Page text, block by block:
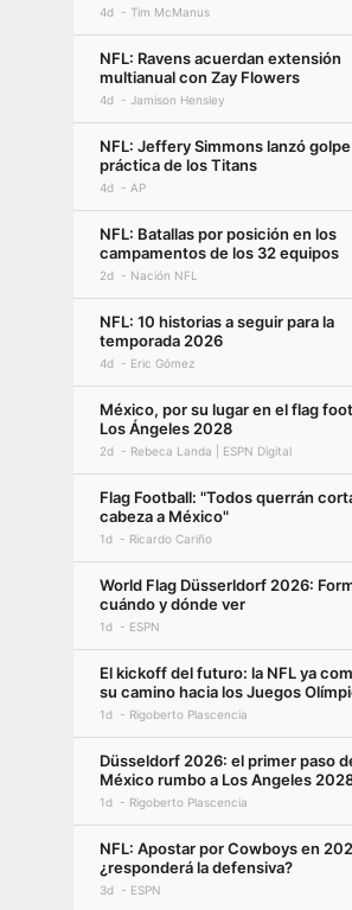
4d Tim McManus
NFL: Ravens acuerdan extensión
multianual con Zay Flowers
4d Jamison Hensley
NFL: Jeffery Simmons lanzó
práctica de los Titans
4d AP
NFL: Batallas por posición en los
campamentos de los 32 equipos
2d Nación NFL
NFL: 10 historias a seguir para la
temporada 2026
4d Eric Gómez
México, por su lugar en el flag
Los Ángeles 2028
2d Rebeca Landa | ESPN Digital
Flag Football: "Todos querrán
cabeza a México"
1d Ricardo Cariño
World Flag Düsserldorf 2026:
cuándo y dónde ver
1d ESPN
El kickoff del futuro: la NFL ya
su camino hacia los Juegos
1d Rigoberto Plascencia
Düsseldorf 2026: el primer paso
México rumbo a Los Angeles
1d Rigoberto Plascencia
NFL: Apostar por Cowboys en
¿responderá la defensiva?
3d ESPN